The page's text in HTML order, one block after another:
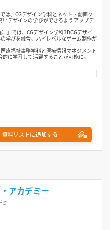
は、CGデザイン学科とネット・動画ク
デザインの学びができるようアップデ
」では、CGデザイン学科3DCGデザイ
学びを融合。ハイレベルなゲーム制作が
療福祉事務学科と医療情報マネジメント
に学習して活躍することが可能に。
資料リストに追加する
アカデミー
ミー